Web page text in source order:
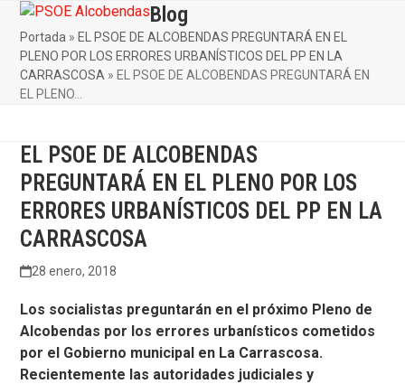
Skip
content
Open
mobile
menu
Close
mobile
menu
Blog
Portada » EL PSOE DE ALCOBENDAS PREGUNTARÁ EN EL
PLENO POR LOS ERRORES URBANÍSTICOS DEL PP EN LA
CARRASCOSA » EL PSOE DE ALCOBENDAS PREGUNTARÁ EN
EL PLENO…
EL PSOE DE ALCOBENDAS
PREGUNTARÁ EN EL PLENO POR LOS
ERRORES URBANÍSTICOS DEL PP EN LA
CARRASCOSA
28 enero, 2018
Los socialistas preguntarán en el próximo Pleno de
Alcobendas por los errores urbanísticos cometidos
por el Gobierno municipal en La Carrascosa.
Recientemente las autoridades judiciales y